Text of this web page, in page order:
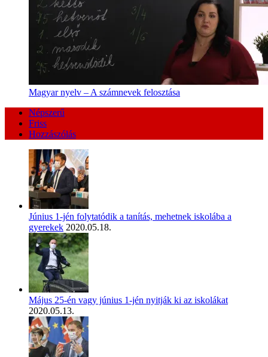
Magyar nyelv – A számnevek felosztása
Népszerű
Friss
Hozzászólás
Június 1-jén folytatódik a tanítás, mehetnek iskolába a
gyerekek 2020.05.18.
Május 25-én vagy június 1-jén nyitják ki az iskolákat
2020.05.13.